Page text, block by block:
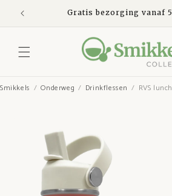
naar de
content
Gratis bezorging vanaf
Smikkels Onderweg Drinkflessen RVS